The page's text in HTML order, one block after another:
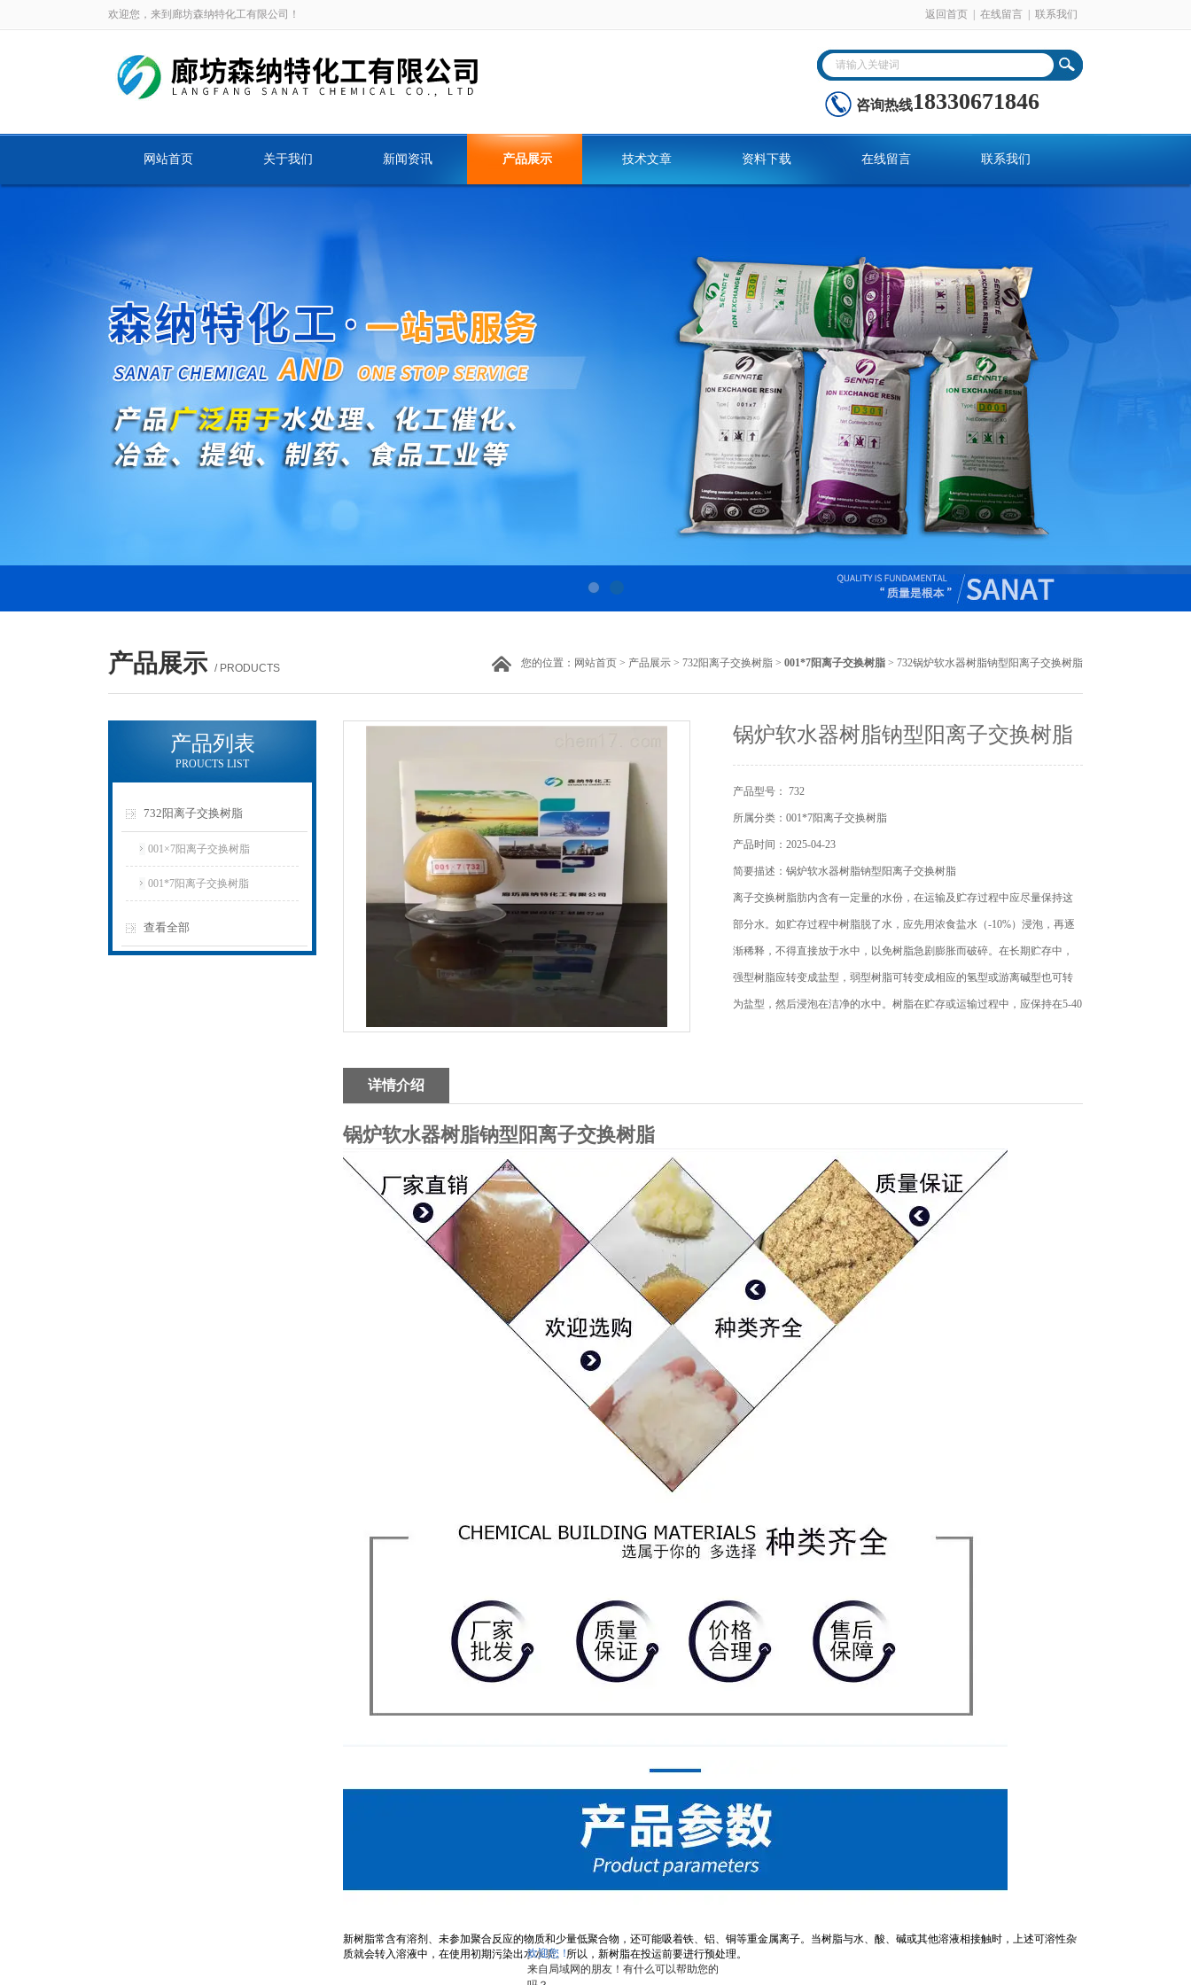
欢迎您！
来自局域网的朋友！有什么可以帮助您的
欢迎您，来到廊坊森纳特化工有限公司！ 返回首页 在线留言 联系我们
咨询热线18330671846
网站首页 关于我们 新闻资讯 产品展示 技术文章 资料下载 在线留言 联系我们
产品展示 / PRODUCTS 您的位置： 网站首页 > 产品展示 > 732阳离子交换树脂 > 001*7阳离子交换树脂 > 732锅炉软水器树脂钠型阳离子交换树脂
产品列表
PROUCTS LIST
732阳离子交换树脂
001×7阳离子交换树脂
001*7阳离子交换树脂
查看全部
锅炉软水器树脂钠型阳离子交换树脂
产品型号： 732
所属分类：001*7阳离子交换树脂
产品时间：2025-04-23
简要描述：锅炉软水器树脂钠型阳离子交换树脂
离子交换树脂肪内含有一定量的水份，在运输及贮存过程中应尽量保持这
部分水。如贮存过程中树脂脱了水，应先用浓食盐水（-10%）浸泡，再逐
渐稀释，不得直接放于水中，以免树脂急剧膨胀而破碎。在长期贮存中，
强型树脂应转变成盐型，弱型树脂可转变成相应的氢型或游离碱型也可转
为盐型，然后浸泡在洁净的水中。树脂在贮存或运输过程中，应保持在5-40
详情介绍
锅炉软水器树脂钠型阳离子交换树脂
新树脂常含有溶剂、未参加聚合反应的物质和少量低聚合物，还可能吸着铁、铝、铜等重金属离子。当树脂与水、酸、碱或其他溶液相接触时，上述可溶性杂
质就会转入溶液中，在使用初期污染出水水质。所以，新树脂在投运前要进行预处理。